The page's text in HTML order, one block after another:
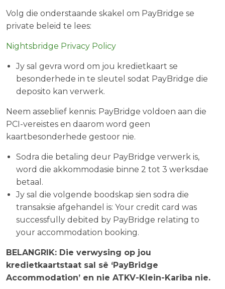
Volg die onderstaande skakel om PayBridge se
private beleid te lees:
Nightsbridge Privacy Policy
Jy sal gevra word om jou kredietkaart se
besonderhede in te sleutel sodat PayBridge die
deposito kan verwerk.
Neem asseblief kennis: PayBridge voldoen aan die
PCI-vereistes en daarom word geen
kaartbesonderhede gestoor nie.
Sodra die betaling deur PayBridge verwerk is,
word die akkommodasie binne 2 tot 3 werksdae
betaal.
Jy sal die volgende boodskap sien sodra die
transaksie afgehandel is: Your credit card was
successfully debited by PayBridge relating to
your accommodation booking.
BELANGRIK: Die verwysing op jou
kredietkaartstaat sal sê ‘PayBridge
Accommodation’ en nie ATKV-Klein-Kariba nie.